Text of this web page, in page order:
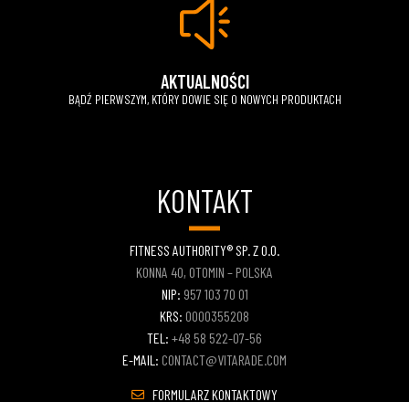
AKTUALNOŚCI
BĄDŹ PIERWSZYM, KTÓRY DOWIE SIĘ O NOWYCH PRODUKTACH
KONTAKT
FITNESS AUTHORITY® SP. Z O.O.
KONNA 40, OTOMIN – POLSKA
NIP: 957 103 70 01
KRS: 0000355208
TEL: +48 58 522-07-56
E-MAIL: CONTACT@VITARADE.COM
FORMULARZ KONTAKTOWY